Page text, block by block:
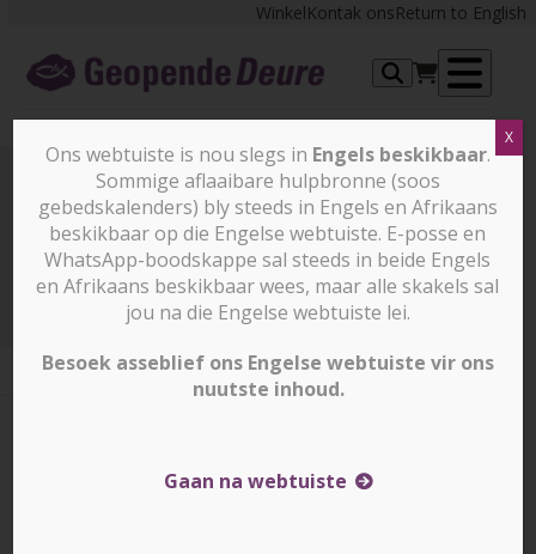
content
WinkelKontak onsReturn to English
Prayer Points
Prayer Points 14 Desember 2025
Ons webtuiste is nou slegs in Engels beskikbaar.
Sommige aflaaibare hulpbronne (soos
gebedskalenders) bly steeds in Engels en Afrikaans
beskikbaar op die Engelse webtuiste. E-posse en
WhatsApp-boodskappe sal steeds in beide Engels
en Afrikaans beskikbaar wees, maar alle skakels sal
jou na die Engelse webtuiste lei.
Besoek asseblief ons Engelse webtuiste vir ons
nuutste inhoud.
Gaan na webtuiste
X